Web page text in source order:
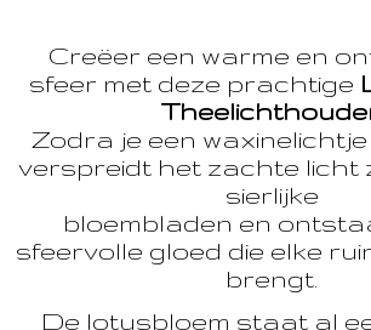
Creëer een warme en
sfeer met deze prachtige
Zodra je een
verspreidt het zachte licht
sierlijke
bloembladen en
sfeervolle gloed die elke
brengt.
De lotusbloem staat al